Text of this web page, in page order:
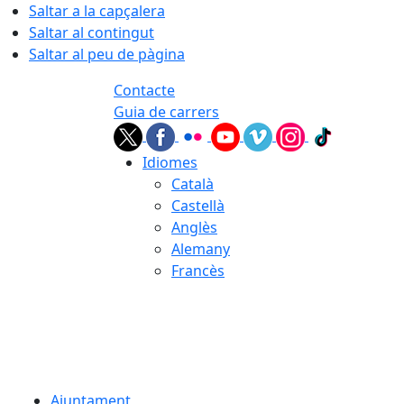
Saltar a la capçalera
Saltar al contingut
Saltar al peu de pàgina
Contacte
Guia de carrers
Idiomes
Català
Castellà
Anglès
Alemany
Francès